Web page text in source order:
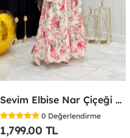
Sevim Elbise Nar Çiçeği Nar Çiçeği
0 Değerlendirme
1,799.00 TL